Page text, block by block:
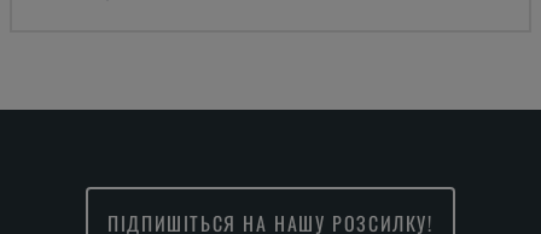
ПІДПИШІТЬСЯ НА НАШУ РОЗСИЛКУ!